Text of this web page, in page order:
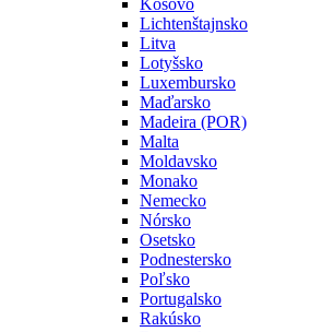
Kosovo
Lichtenštajnsko
Litva
Lotyšsko
Luxembursko
Maďarsko
Madeira (POR)
Malta
Moldavsko
Monako
Nemecko
Nórsko
Osetsko
Podnestersko
Poľsko
Portugalsko
Rakúsko